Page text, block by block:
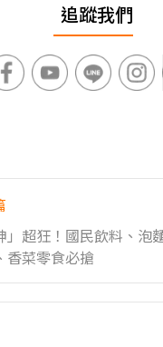
追蹤我們
」超狂！國民飲料、泡
香菜零食必搶